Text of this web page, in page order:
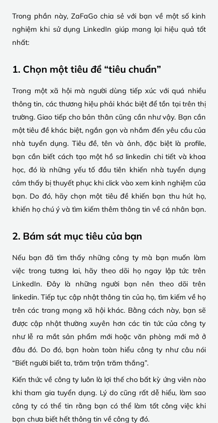
Trong phần này, ZaFaGo chia sẻ với bạn về một số kinh
nghiệm khi sử dụng LinkedIn giúp mang lại hiệu quả tốt
nhất:
1. Chọn một tiêu đề “tiêu chuẩn”
Trong một xã hội mà người dùng tiếp xúc với quá nhiều
thông tin, các thương hiệu phải khác biệt để tồn tại trên thị
trường. Giao tiếp cho bản thân cũng cần như vậy. Bạn cần
một tiêu đề khác biệt, ngắn gọn và nhắm đến yêu cầu của
nhà tuyển dụng. Tiêu đề, tên và ảnh, đặc biệt là profile,
bạn cần biết cách tạo một hồ sơ linkedin chi tiết và khoa
học, đó là những yếu tố đầu tiên khiến nhà tuyển dụng
cảm thấy bị thuyết phục khi click vào xem kinh nghiệm của
bạn. Do đó, hãy chọn một tiêu đề khiến bạn thu hút họ,
khiến họ chú ý và tìm kiếm thêm thông tin về cá nhân bạn.
2. Bám sát mục tiêu của bạn
Nếu bạn đã tìm thấy những công ty mà bạn muốn làm
việc trong tương lai, hãy theo dõi họ ngay lập tức trên
LinkedIn. Đây là những người bạn nên theo dõi trên
linkedin. Tiếp tục cập nhật thông tin của họ, tìm kiếm về họ
trên các trang mạng xã hội khác. Bằng cách này, bạn sẽ
được cập nhật thường xuyên hơn các tin tức của công ty
như lễ ra mắt sản phẩm mới hoặc văn phòng mới mở ở
đâu đó. Do đó, bạn hoàn toàn hiểu công ty như câu nói
“Biết người biết ta, trăm trận trăm thắng”.
Kiến thức về công ty luôn là lợi thế cho bất kỳ ứng viên nào
khi tham gia tuyển dụng. Lý do cũng rất dễ hiểu, làm sao
công ty có thể tin rằng bạn có thể làm tốt công việc khi
bạn chưa biết hết thông tin về công ty đó.